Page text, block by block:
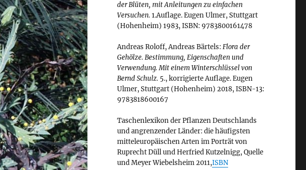
der Blüten, mit Anleitungen zu einfachen
Versuchen. 1.Auflage. Eugen Ulmer, Stuttgart
(Hohenheim) 1983, ISBN: 9783800161478
Andreas Roloff, Andreas Bärtels: Flora der
Gehölze. Bestimmung, Eigenschaften und
Verwendung. Mit einem Winterschlüssel von
Bernd Schulz. 5., korrigierte Auflage. Eugen
Ulmer, Stuttgart (Hohenheim) 2018, ISBN-13:
9783818600167
Taschenlexikon der Pflanzen Deutschlands
und angrenzender Länder: die häufigsten
mitteleuropäischen Arten im Porträt von
Ruprecht Düll und Herfried Kutzelnigg, Quelle
und Meyer Wiebelsheim 2011,ISBN